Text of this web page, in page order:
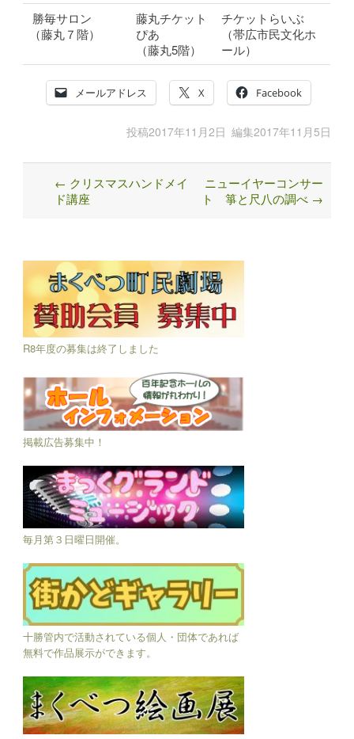
勝毎サロン
（藤丸７階）
藤丸チケット
ぴあ
（藤丸5階）
チケットらいぶ
（帯広市民文化ホ
ール）
メールアドレス X Facebook
投稿2017年11月2日 編集2017年11月5日
Post
navigation
← クリスマスハンドメイ
ド講座
ニューイヤーコンサー
ト 箏と尺八の調べ →
R8年度の募集は終了しました
掲載広告募集中！
毎月第３日曜日開催。
十勝管内で活動されている個人・団体であれば
無料で作品展示ができます。